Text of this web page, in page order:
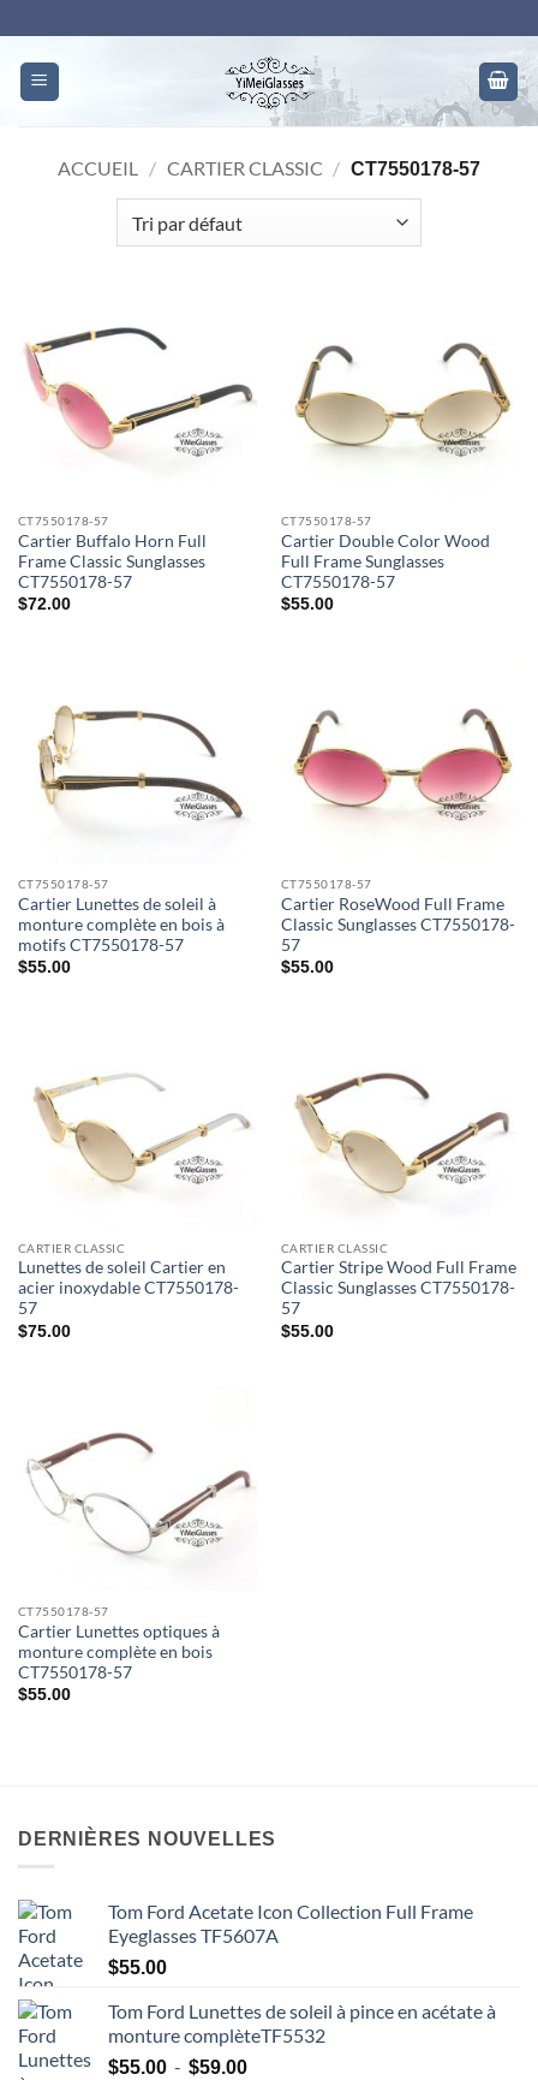
to
content
ACCUEIL / CARTIER CLASSIC / CT7550178-57
CT7550178-57
Cartier Buffalo Horn Full
Frame Classic Sunglasses
CT7550178-57
$72.00
CT7550178-57
Cartier Double Color Wood
Full Frame Sunglasses
CT7550178-57
$55.00
CT7550178-57
Cartier Lunettes de soleil à
monture complète en bois à
motifs CT7550178-57
$55.00
CT7550178-57
Cartier RoseWood Full Frame
Classic Sunglasses CT7550178-
57
$55.00
CARTIER CLASSIC
Lunettes de soleil Cartier en
acier inoxydable CT7550178-
57
$75.00
CARTIER CLASSIC
Cartier Stripe Wood Full Frame
Classic Sunglasses CT7550178-
57
$55.00
CT7550178-57
Cartier Lunettes optiques à
monture complète en bois
CT7550178-57
$55.00
DERNIÈRES NOUVELLES
Tom Ford Acetate Icon Collection Full Frame
Eyeglasses TF5607A
$55.00
Tom Ford Lunettes de soleil à pince en acétate à
monture complèteTF5532
$55.00 - $59.00Plage